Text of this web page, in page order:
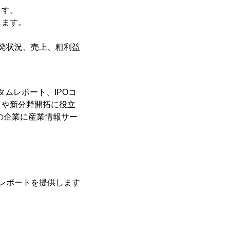
。
す。
状況、売上、粗利益
ムレポート、IPOコ
新分野開拓に役立
企業に産業情報サー
ポートを提供します